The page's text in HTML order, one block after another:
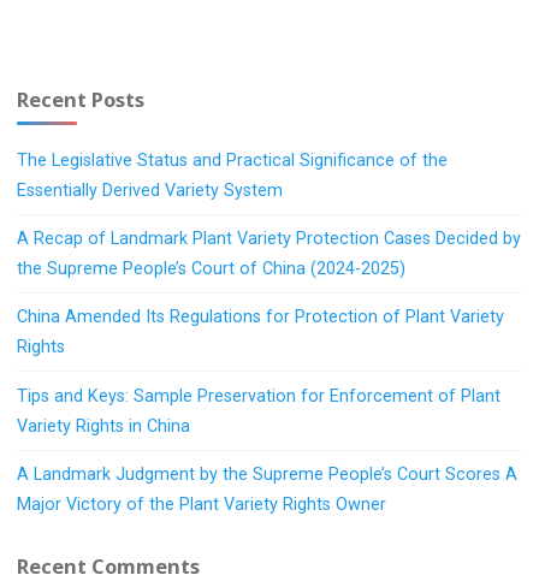
是“双
剑”吗？"
Recent Posts
The Legislative Status and Practical Significance of the
Essentially Derived Variety System
A Recap of Landmark Plant Variety Protection Cases Decided by
the Supreme People’s Court of China (2024-2025)
China Amended Its Regulations for Protection of Plant Variety
Rights
Tips and Keys: Sample Preservation for Enforcement of Plant
Variety Rights in China
A Landmark Judgment by the Supreme People’s Court Scores A
Major Victory of the Plant Variety Rights Owner
Recent Comments